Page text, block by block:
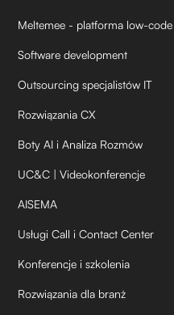
Meltemee - platforma low-code
Software development
Outsourcing specjalistów IT
Rozwiązania CX
Boty AI i Analiza Rozmów
UC&C | Videokonferencje
AISEMA
Usługi Call i Contact Center
Konferencje i szkolenia
Rozwiązania dla branż